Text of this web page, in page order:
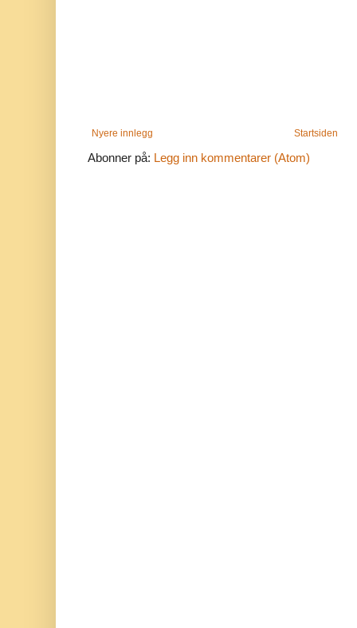
Nyere innlegg Startsiden
Abonner på: Legg inn kommentarer (Atom)